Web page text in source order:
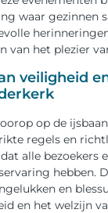
waar gezinnen
van het plezier
veiligheid
op de
regels en
alle bezoekers
hebben.
en
en het welzijn